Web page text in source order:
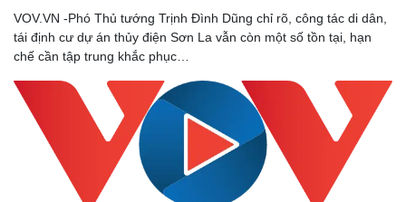
Sức khỏe
Dinh dưỡng - món ngon
Đời sống
Nhà đẹp
VOV.VN -Phó Thủ tướng Trịnh Đình Dũng chỉ rõ, công tác di dân,
tái định cư dự án thủy điện Sơn La vẫn còn một số tồn tại, hạn
chế cần tập trung khắc phục…